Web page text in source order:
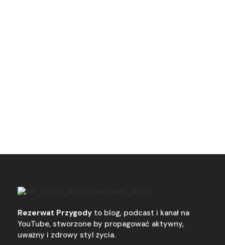
Rezerwat Przygody to blog, podcast i kanał na
YouTube, stworzone by propagować aktywny,
uważny i zdrowy styl życia.